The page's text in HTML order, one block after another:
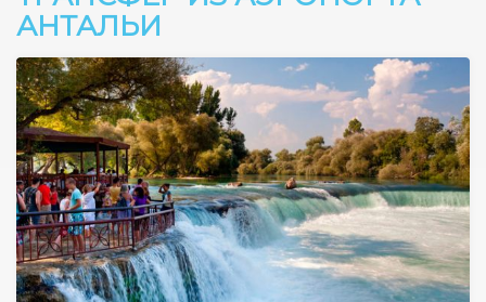
АНТАЛЬИ